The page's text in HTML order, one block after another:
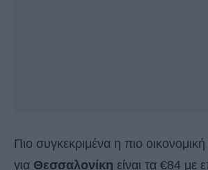
Πιο συγκεκριμένα η πιο οικονομική
για Θεσσαλονίκη είναι τα €84 με